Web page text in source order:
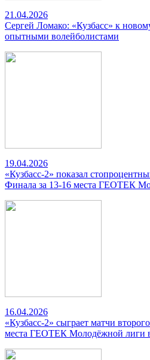
21.04.2026
Сергей Ломако: «Кузбасс» к
опытными волейболистами
19.04.2026
«Кузбасс-2» показал
Финала за 13-16 места ГЕОТЕК
16.04.2026
«Кузбасс-2» сыграет матчи
места ГЕОТЕК Молодёжной лиги